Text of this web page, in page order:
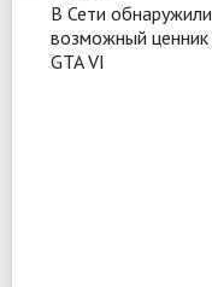
В Сети обнаружили
возможный ценник
GTA VI